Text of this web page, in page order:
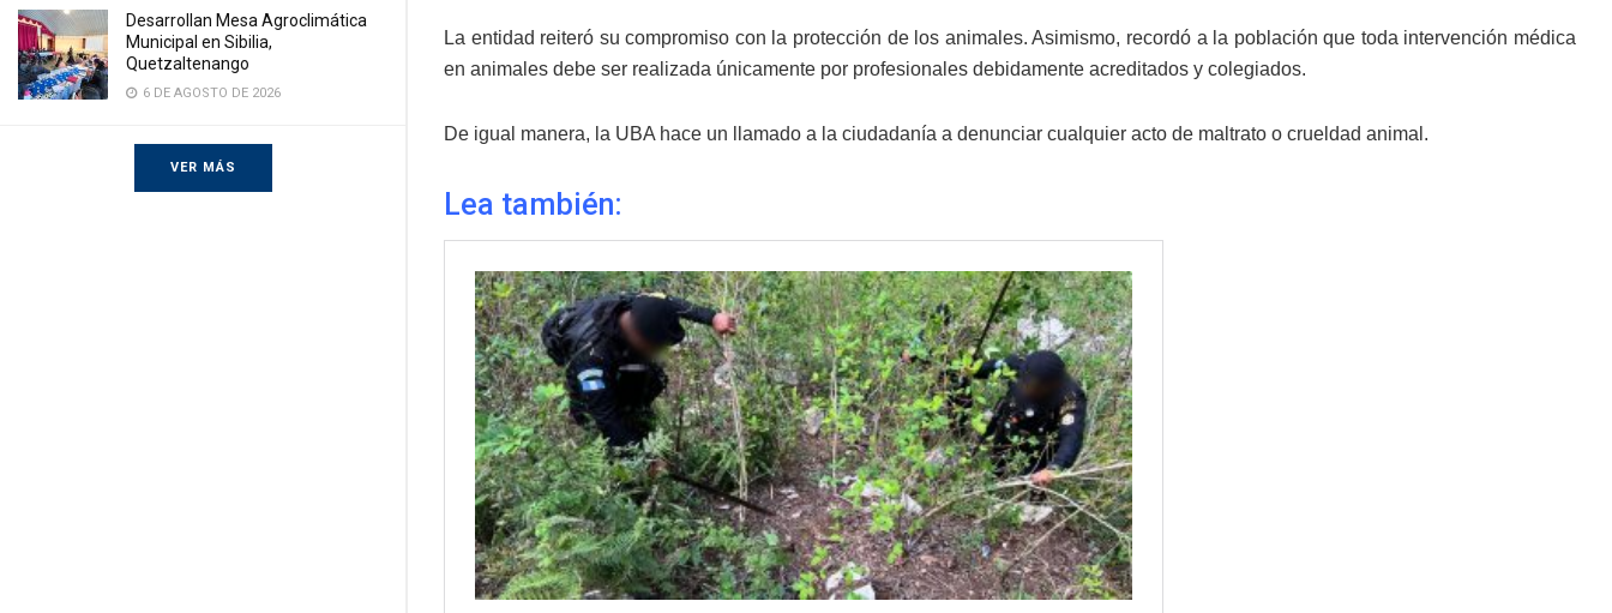
Desarrollan Mesa Agroclimática
Municipal en Sibilia,
Quetzaltenango
6 DE AGOSTO DE 2026
VER MÁS
La entidad reiteró su compromiso con la protección de los animales. Asimismo, recordó a la población que toda intervención médica
en animales debe ser realizada únicamente por profesionales debidamente acreditados y colegiados.
De igual manera, la UBA hace un llamado a la ciudadanía a denunciar cualquier acto de maltrato o crueldad animal.
Lea también: